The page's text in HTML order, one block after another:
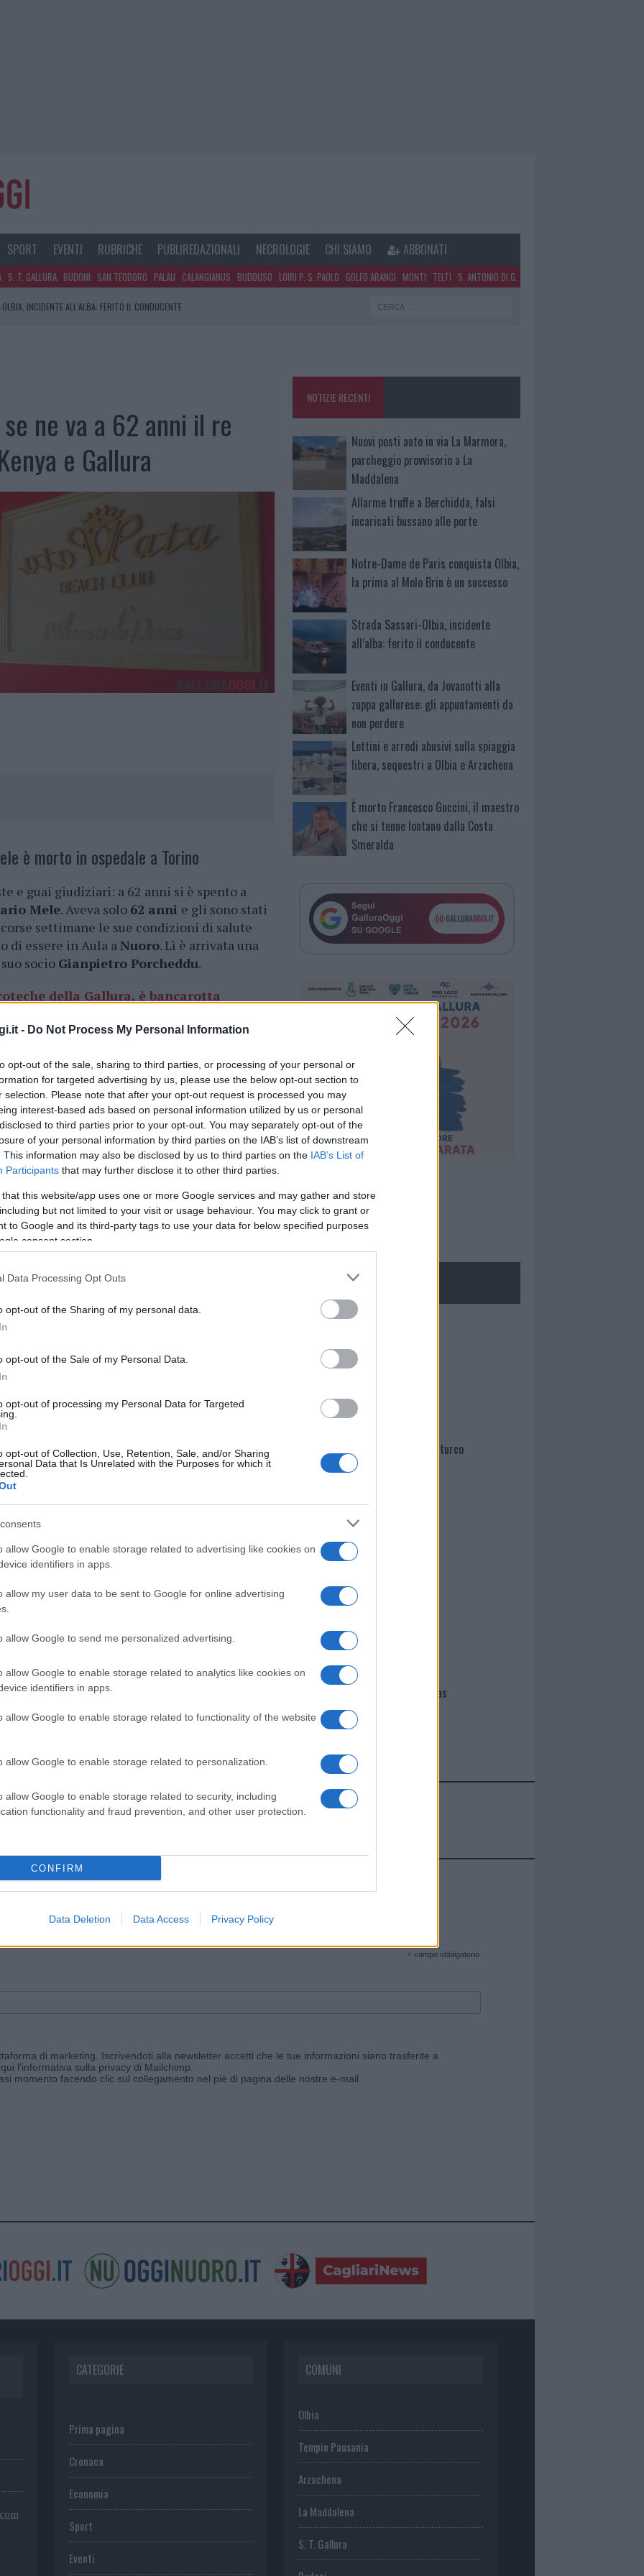
- Do Not Process My Personal Information
opt-out of the sale, sharing to third parties, or processing of your personal or
for targeted advertising by us, please use the below opt-out section to
selection. Please note that after your opt-out request is processed you may
interest-based ads based on personal information utilized by us or personal
to third parties prior to your opt-out. You may separately opt-out of the
of your personal information by third parties on the IAB’s list of downstream
This information may also be disclosed by us to third parties on the IAB’s List of
Participants that may further disclose it to other third parties.
that this website/app uses one or more Google services and may gather and store
but not limited to your visit or usage behaviour. You may click to grant or
to Google and its third-party tags to use your data for below specified purposes
consent section.
Data Processing Opt Outs
opt-out of the Sharing of my personal data.
opt-out of the Sale of my Personal Data.
opt-out of processing my Personal Data for Targeted
opt-out of Collection, Use, Retention, Sale, and/or Sharing
Data that Is Unrelated with the Purposes for which it
allow Google to enable storage related to advertising like cookies on
identifiers in apps.
allow my user data to be sent to Google for online advertising
allow Google to send me personalized advertising.
allow Google to enable storage related to analytics like cookies on
identifiers in apps.
allow Google to enable storage related to functionality of the website
allow Google to enable storage related to personalization.
allow Google to enable storage related to security, including
functionality and fraud prevention, and other user protection.
CONFIRM
Data Deletion Data Access Privacy Policy
SPORT EVENTI RUBRICHE PUBLIREDAZIONALI NECROLOGIE CHI SIAMO ABBONATI
S. T. GALLURA BUDONI SAN TEODORO PALAU CALANGIANUS BUDDUSÒ LOIRI P. S. PAOLO GOLFO ARANCI MONTI TELTI S. ANTONIO DI G.
INCIDENTE ALL’ALBA: FERITO IL CONDUCENTE
DA JOVANOTTI ALLA ZUPPA GALLURESE: GLI APPUNTAMENTI DA NON
ne va a 62 anni il re
e Gallura
è morto in ospedale a Torino
e guai giudiziari: a 62 anni si è spento a
Mele. Aveva solo 62 anni e gli sono stati
settimane le sue condizioni di salute
di essere in Aula aNuoro. Lì è arrivata una
socio Gianpietro Porcheddu.
della Gallura, è bancarotta
del mar” di San Teodoro erano le sue
lo aveva pure esportato. A
Pata” e poi il “ Mario’s Buddha’s“. La
problemi col Fisco e con la giustizia.
bancarottaa 4 anni per lui e per il socio.
fiscale da17 milioni di euroarrivata
In Tribunale a Nuoro erano arrivate
Donadio, Ivan Deidda e Szigeti
cliccandoqui
nella sezione Login
dal menù del sito o
Prossimo articolo
NOTIZIE RECENTI
Nuovi posti auto in via La Marmora,
parcheggio provvisorio a La
Maddalena
Allarme truffe a Berchidda, falsi
incaricati bussano alle porte
Notre-Dame de Paris conquista Olbia,
la prima al Molo Brin è un successo
Strada Sassari-Olbia, incidente
all’alba: ferito il conducente
Eventi in Gallura, da Jovanotti alla
zuppa gallurese: gli appuntamenti da
non perdere
Lettini e arredi abusivi sulla spiaggia
libera, sequestri a Olbia e Arzachena
È morto Francesco Guccini, il maestro
che si tenne lontano dalla Costa
Smeralda
NECROLOGIE
Martina Agostina Diturco
I nostri cari
I nostri cari
Giovannimaria Cabras
Invia un Comunicato Stampa|Pubblicità|Segnala
e ricevi le nostre email periodiche contenenti le ultime notizie pubblicate sul sito web!
* campo obbligatorio
di marketing. Iscrivendoti alla newsletter accetti che le tue informazioni siano trasferite a
l'informativa sulla privacy di Mailchimp
momento facendo clic sul collegamento nel piè di pagina delle nostre e-mail.
CATEGORIE
Prima pagina
Cronaca
Economia
Sport
Eventi
COMUNI
Olbia
Tempio Pausania
Arzachena
La Maddalena
S. T. Gallura